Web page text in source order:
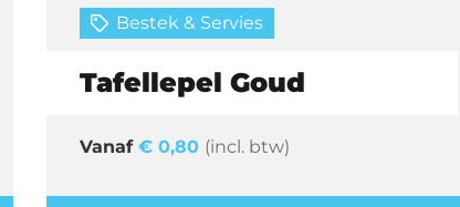
Bestek & Servies
Tafellepel Goud
€ 0,80 (incl. btw)